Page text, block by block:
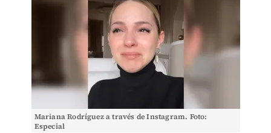
Mariana Rodríguez a través de Instagram. Foto:
Especial